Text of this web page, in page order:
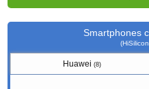
Smartphones
Huawei(8)